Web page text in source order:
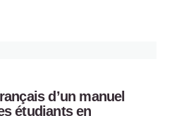
d’un manuel
étudiants en